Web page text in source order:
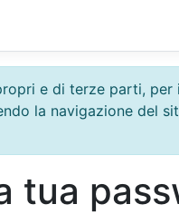
e di terze parti,
la navigazione del
tua